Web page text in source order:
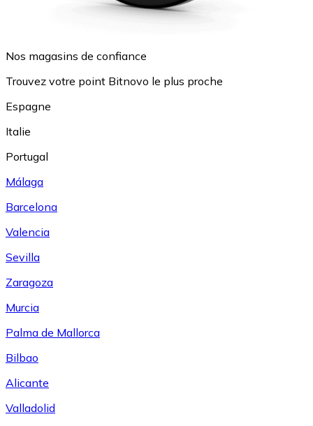
Nos magasins de confiance
Trouvez votre point Bitnovo le plus proche
Espagne
Italie
Portugal
Málaga
Barcelona
Valencia
Sevilla
Zaragoza
Murcia
Palma de Mallorca
Bilbao
Alicante
Valladolid